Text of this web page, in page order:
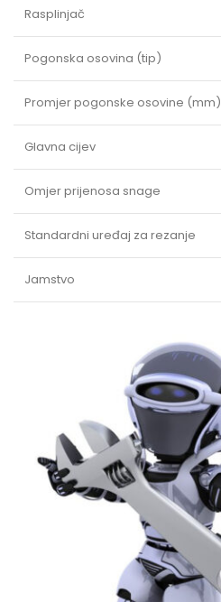
Rasplinjač
Pogonska osovina (tip)
Promjer pogonske osovine (mm)
Glavna cijev
Omjer prijenosa snage
Standardni uređaj za rezanje
Jamstvo